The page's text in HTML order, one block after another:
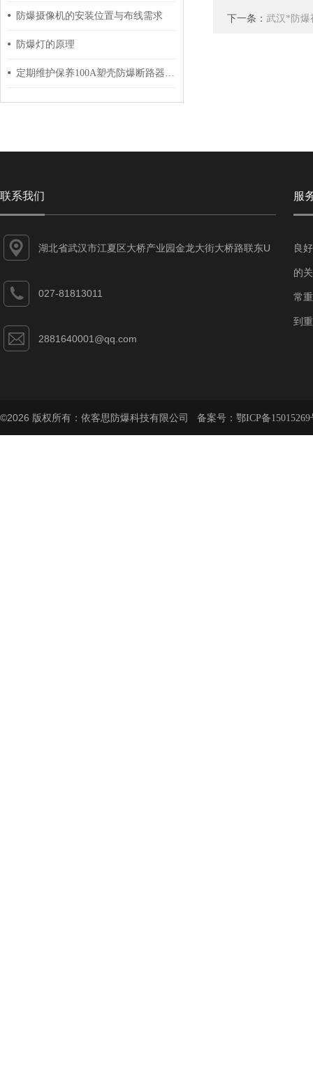
防爆摄像机的安装位置与布线需求
防爆灯的原理
定期维护保养100A塑壳防爆断路器能帮助用户正确管理
下一条： 武汉*防爆
联系我们
湖北省武汉市江夏区大桥产业园金龙大街大桥路联东U
027-81813011
2881640001@qq.com
服
良
的
常
到
©2026 版权所有：依客思防爆科技有限公司 备案号： 鄂ICP备15015269